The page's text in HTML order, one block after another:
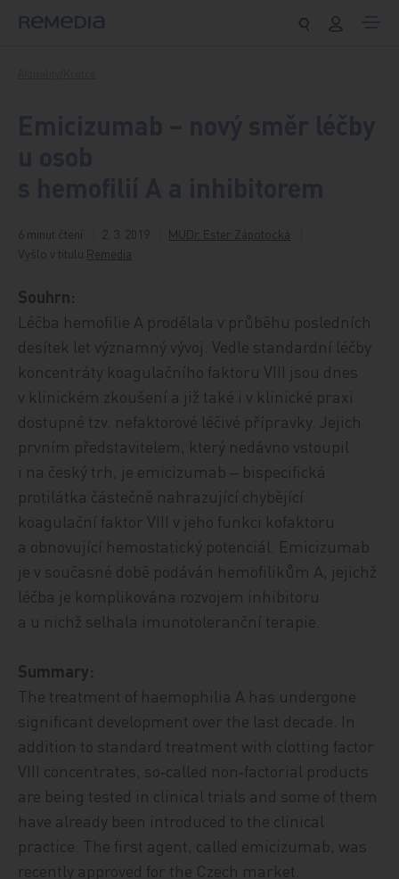
6 minut čtení 2. 3. 2019
MUDr. Ester Zápotocká
Vyšlo v titulu Remedia
Souhrn:
Léčba hemofilie A prodělala v průběhu posledních
desítek let významný vývoj. Vedle standardní léčby
koncentráty koagulačního faktoru VIII jsou dnes
v klinickém zkoušení a již také i v klinické praxi
dostupné tzv. nefaktorové léčivé přípravky. Jejich
prvním představitelem, který nedávno vstoupil
i na český trh, je emicizumab ‒ bispecifická
protilátka částečně nahrazující chybějící
koagulační faktor VIII v jeho funkci kofaktoru
a obnovující hemostatický potenciál. Emicizumab
je v současné době podáván hemofilikům A, jejichž
léčba je komplikována rozvojem inhibitoru
a u nichž selhala imunotoleranční terapie.
Summary:
The treatment of haemophilia A has undergone
significant development over the last decade. In
addition to standard treatment with clotting factor
VIII concentrates, so‑called non‑factorial products
are being tested in clinical trials and some of them
have already been introduced to the clinical
practice. The first agent, called emicizumab, was
recently approved for the Czech market.